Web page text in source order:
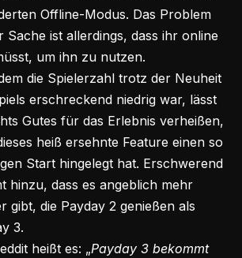
Offline-Modus. Das Problem
Sache ist allerdings, dass ihr online
um ihn zu nutzen.
die Spielerzahl trotz der Neuheit
erschreckend niedrig war, lässt
Gutes für das Erlebnis verheißen,
heiß ersehnte Feature einen so
Start hingelegt hat. Erschwerend
hinzu, dass es angeblich mehr
gibt, die Payday 2 genießen als
3.
heißt es: „Payday 3 bekommt